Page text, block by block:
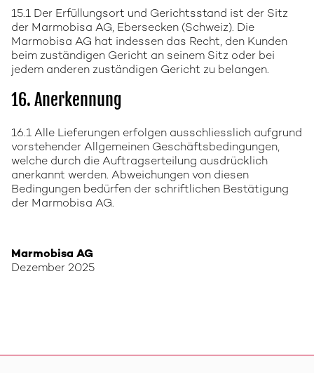
15.1 Der Erfüllungsort und Gerichtsstand ist der Sitz
der Marmobisa AG, Ebersecken (Schweiz). Die
Marmobisa AG hat indessen das Recht, den Kunden
beim zuständigen Gericht an seinem Sitz oder bei
jedem anderen zuständigen Gericht zu belangen.
16. Anerkennung
16.1 Alle Lieferungen erfolgen ausschliesslich aufgrund
vorstehender Allgemeinen Geschäftsbedingungen,
welche durch die Auftragserteilung ausdrücklich
anerkannt werden. Abweichungen von diesen
Bedingungen bedürfen der schriftlichen Bestätigung
der Marmobisa AG.
Marmobisa AG
Dezember 2025